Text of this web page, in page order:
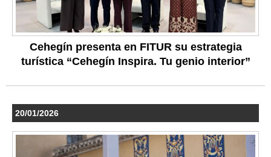
Cehegín presenta en FITUR su estrategia
turística “Cehegín Inspira. Tu genio interior”
20/01/2026